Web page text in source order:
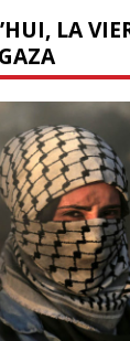
LA